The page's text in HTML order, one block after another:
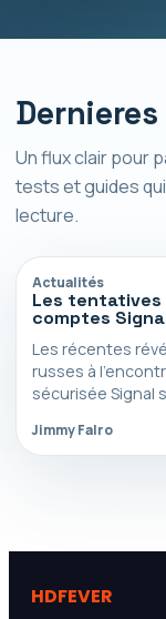
Un flux clair pour
tests et guides
lecture.
Actualités
Les tentatives
comptes
Les récentes
russes à
sécurisée Signal
Jimmy Falro
HDFEVER